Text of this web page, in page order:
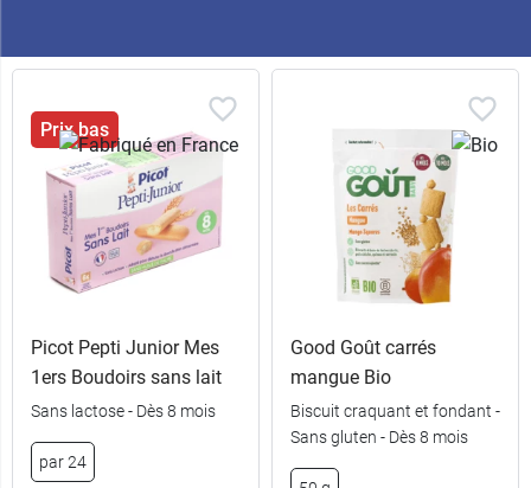
Prix bas
Picot Pepti Junior Mes
1ers Boudoirs sans lait
Sans lactose - Dès 8 mois
par 24
Good Goût carrés
mangue Bio
Biscuit craquant et fondant -
Sans gluten - Dès 8 mois